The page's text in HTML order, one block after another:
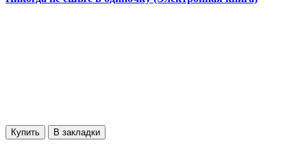
Купить В закладки